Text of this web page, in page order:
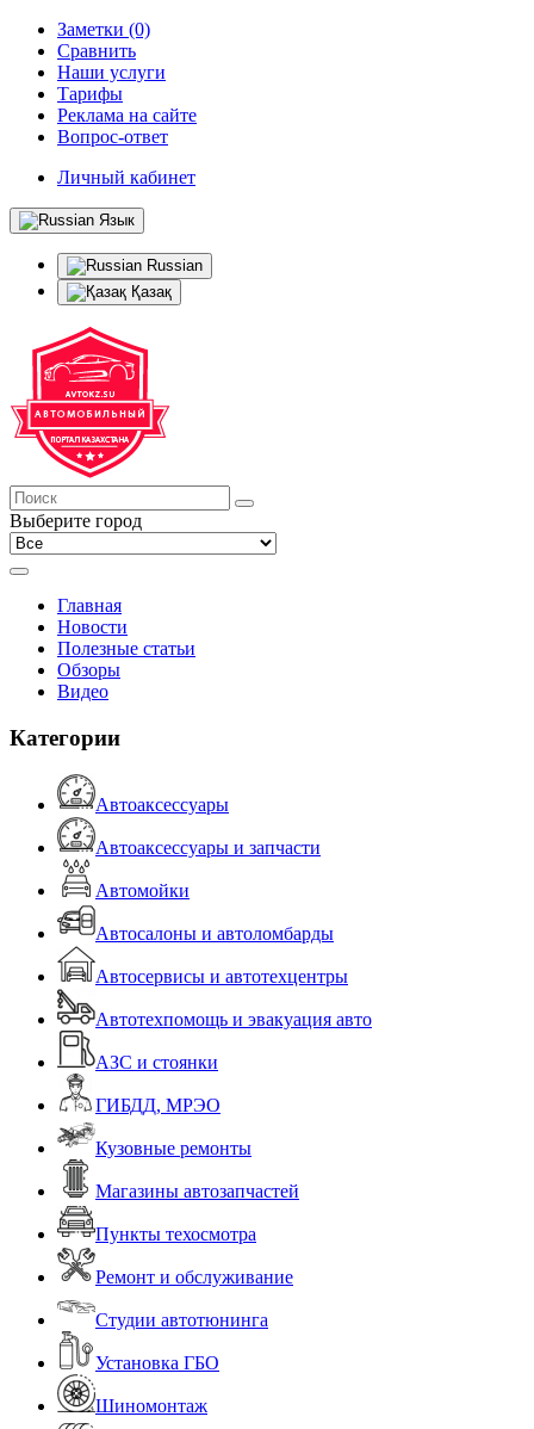
Заметки (0)
Сравнить
Наши услуги
Тарифы
Реклама на сайте
Вопрос-ответ
Личный кабинет
Язык
Russian
Қазақ
Выберите город
Главная
Новости
Полезные статьи
Обзоры
Видео
Категории
Автоаксессуары
Автоаксессуары и запчасти
Автомойки
Автосалоны и автоломбарды
Автосервисы и автотехцентры
Автотехпомощь и эвакуация авто
АЗС и стоянки
ГИБДД, МРЭО
Кузовные ремонты
Магазины автозапчастей
Пункты техосмотра
Ремонт и обслуживание
Студии автотюнинга
Установка ГБО
Шиномонтаж